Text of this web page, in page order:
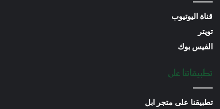
قناة اليوتيوب
تويتر
الفيس بوك
تطبيقاتنا على
تطبيقنا على متجر ابل